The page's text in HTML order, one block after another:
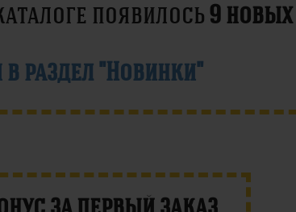
появилось 9
в раздел "Новинки"